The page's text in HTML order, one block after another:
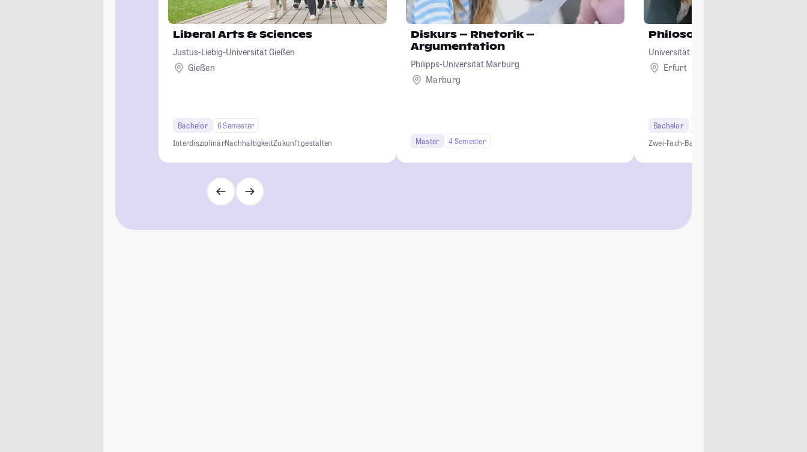
Liberal Arts & Sciences
Justus-Liebig-Universität Gießen
Gießen
Bachelor
6 Semester
InterdisziplinärNachhaltigkeitZukunft gestalten
Diskurs – Rhetorik –
Argumentation
Philipps-Universität Marburg
Marburg
Master 4 Semester
Philosophie
Universität Erfurt
Erfurt
Bachelor
Zwei-Fach-Bachelor